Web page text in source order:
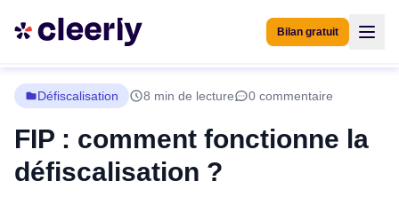
Bilan gratuit
Défiscalisation 8 min de lecture 0 commentaire
FIP : comment fonctionne la
défiscalisation ?